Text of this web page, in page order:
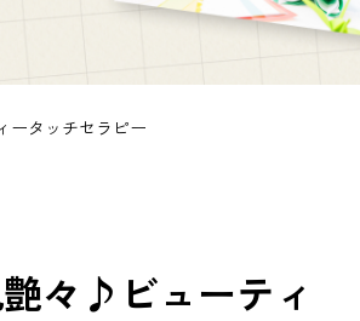
タッチセラピー
々♪ビューティ